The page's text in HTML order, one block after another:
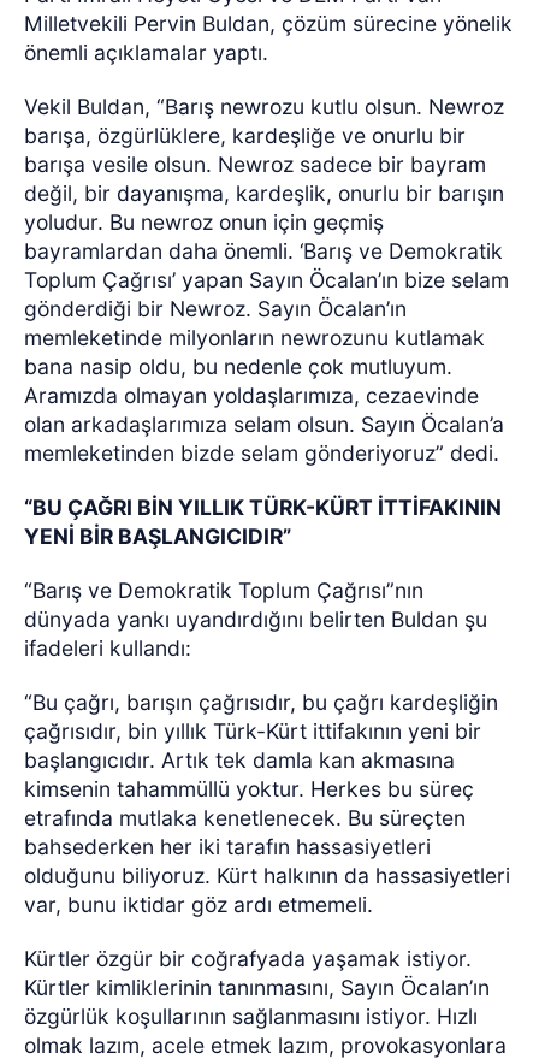
Milletvekili Pervin Buldan, çözüm sürecine yönelik
önemli açıklamalar yaptı.
Vekil Buldan, “Barış newrozu kutlu olsun. Newroz
barışa, özgürlüklere, kardeşliğe ve onurlu bir
barışa vesile olsun. Newroz sadece bir bayram
değil, bir dayanışma, kardeşlik, onurlu bir barışın
yoludur. Bu newroz onun için geçmiş
bayramlardan daha önemli. ‘Barış ve Demokratik
Toplum Çağrısı’ yapan Sayın Öcalan’ın bize selam
gönderdiği bir Newroz. Sayın Öcalan’ın
memleketinde milyonların newrozunu kutlamak
bana nasip oldu, bu nedenle çok mutluyum.
Aramızda olmayan yoldaşlarımıza, cezaevinde
olan arkadaşlarımıza selam olsun. Sayın Öcalan’a
memleketinden bizde selam gönderiyoruz” dedi.
“BU ÇAĞRI BİN YILLIK TÜRK-KÜRT İTTİFAKININ
YENİ BİR BAŞLANGICIDIR”
“Barış ve Demokratik Toplum Çağrısı”nın
dünyada yankı uyandırdığını belirten Buldan şu
ifadeleri kullandı:
“Bu çağrı, barışın çağrısıdır, bu çağrı kardeşliğin
çağrısıdır, bin yıllık Türk-Kürt ittifakının yeni bir
başlangıcıdır. Artık tek damla kan akmasına
kimsenin tahammüllü yoktur. Herkes bu süreç
etrafında mutlaka kenetlenecek. Bu süreçten
bahsederken her iki tarafın hassasiyetleri
olduğunu biliyoruz. Kürt halkının da hassasiyetleri
var, bunu iktidar göz ardı etmemeli.
Kürtler özgür bir coğrafyada yaşamak istiyor.
Kürtler kimliklerinin tanınmasını, Sayın Öcalan’ın
özgürlük koşullarının sağlanmasını istiyor. Hızlı
olmak lazım, acele etmek lazım, provokasyonlara